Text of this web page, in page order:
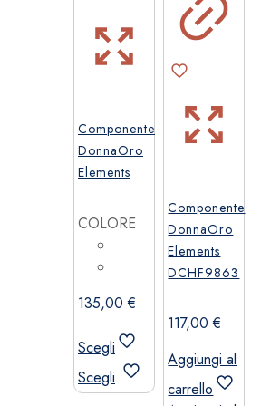
Componente
DonnaOro
Elements
COLORE
135,00€
Scegli
Scegli Questo
prodotto
Componente
DonnaOro
Elements
DCHF9863
117,00€
Aggiungi al
carrello